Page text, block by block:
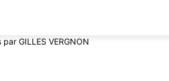
GILLES VERGNON